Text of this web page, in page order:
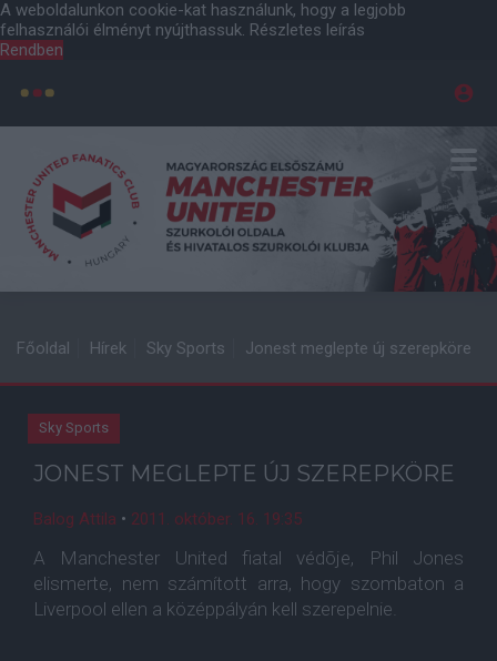
A weboldalunkon cookie-kat használunk, hogy a legjobb
felhasználói élményt nyújthassuk. Részletes leírás
Rendben
Főoldal Hírek Sky Sports Jonest meglepte új szerepköre
Sky Sports
JONEST MEGLEPTE ÚJ SZEREPKÖRE
Balog Attila • 2011. október. 16. 19:35
A Manchester United fiatal védõje, Phil Jones
elismerte, nem számított arra, hogy szombaton a
Liverpool ellen a középpályán kell szerepelnie.